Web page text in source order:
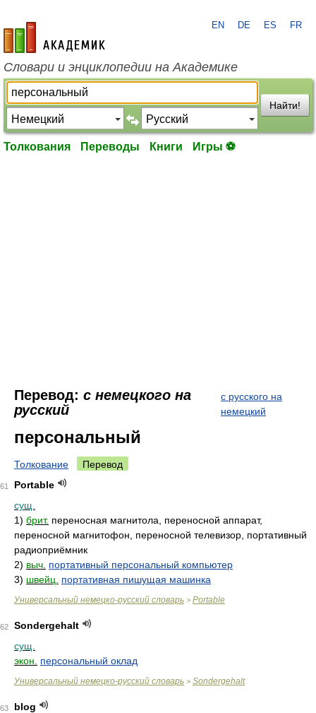
academic.ru
EN DE ES FR
Словари и энциклопедии на Академике
Найти!
Толкования Переводы Книги Игры ⚽
Перевод: с немецкого на
русский
с русского на
немецкий
персональный
Толкование Перевод
61
Portable
сущ.
1) брит. переносная магнитола, переносной аппарат,
переносной магнитофон, переносной телевизор, портативный
радиоприёмник
2) выч. портативный персональный компьютер
3) швейц. портативная пишущая машинка
Универсальный немецко-русский словарь > Portable
62
Sondergehalt
сущ.
экон.
персональный оклад
Универсальный немецко-русский словарь > Sondergehalt
63
blog